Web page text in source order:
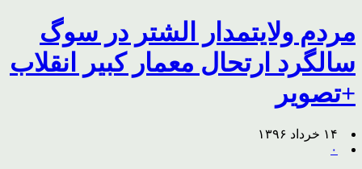
مردم ولایتمدار الشتر در سوگ
سالگرد ارتحال معمار کبیر انقلاب
+تصویر
۱۴ خرداد ۱۳۹۶
۰